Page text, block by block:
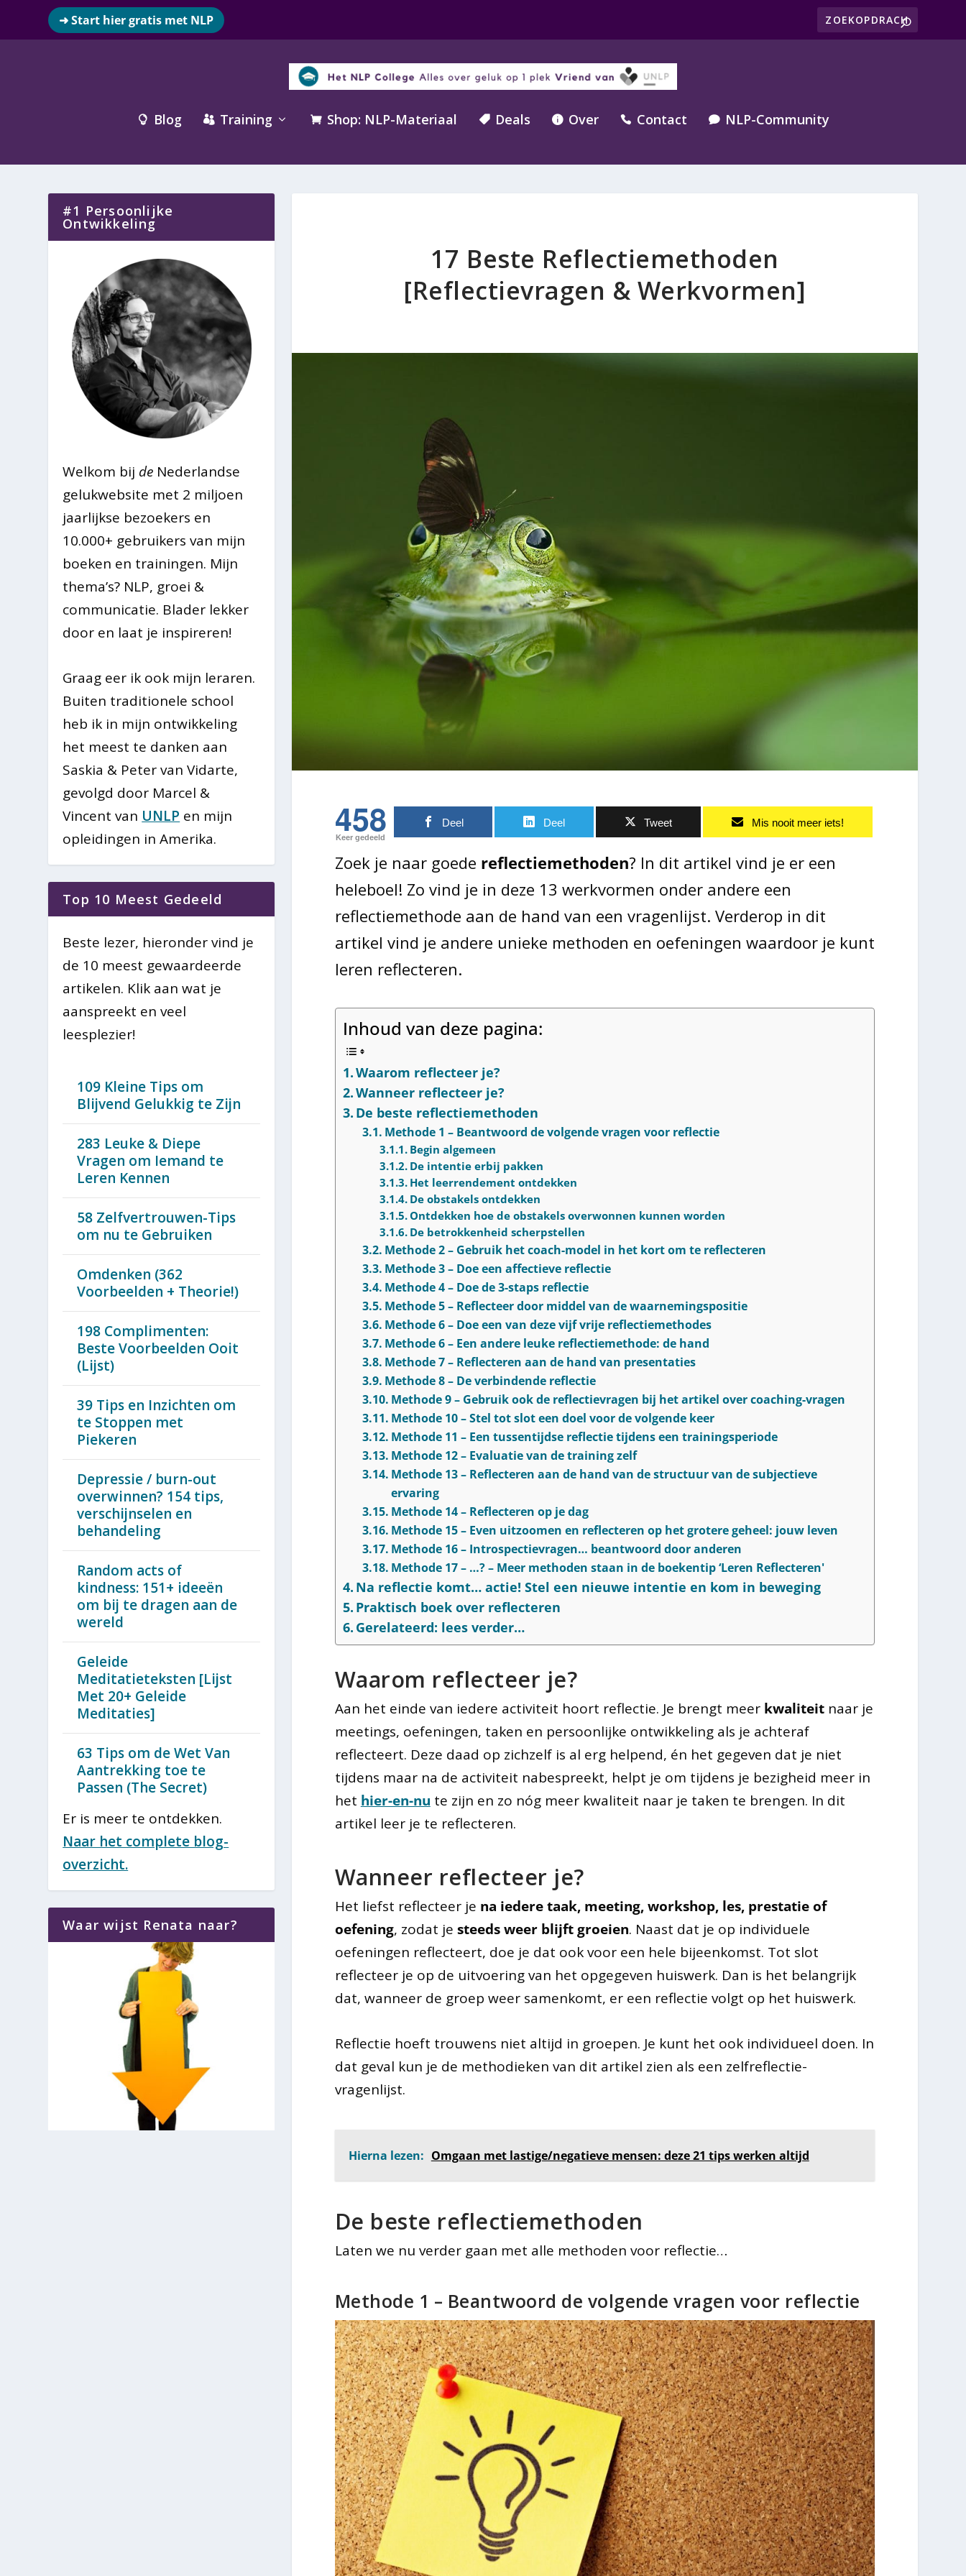
➜ Start hier gratis met NLP
 Blog  Training  Shop: NLP-Materiaal  Deals  Over  Contact  NLP-Community
17 Beste Reflectiemethoden
[Reflectievragen & Werkvormen]
458
Keer gedeeld
Deel Deel Tweet Mis nooit meer iets!
Zoek je naar goede reflectiemethoden? In dit artikel vind je er een
heleboel! Zo vind je in deze 13 werkvormen onder andere een
reflectiemethode aan de hand van een vragenlijst. Verderop in dit
artikel vind je andere unieke methoden en oefeningen waardoor je kunt
leren reflecteren.
Inhoud van deze pagina:
Waarom reflecteer je?
Wanneer reflecteer je?
De beste reflectiemethoden
Methode 1 – Beantwoord de volgende vragen voor reflectie
Begin algemeen
De intentie erbij pakken
Het leerrendement ontdekken
De obstakels ontdekken
Ontdekken hoe de obstakels overwonnen kunnen worden
De betrokkenheid scherpstellen
Methode 2 – Gebruik het coach-model in het kort om te reflecteren
Methode 3 – Doe een affectieve reflectie
Methode 4 – Doe de 3-staps reflectie
Methode 5 – Reflecteer door middel van de waarnemingspositie
Methode 6 – Doe een van deze vijf vrije reflectiemethodes
Methode 6 – Een andere leuke reflectiemethode: de hand
Methode 7 – Reflecteren aan de hand van presentaties
Methode 8 – De verbindende reflectie
Methode 9 – Gebruik ook de reflectievragen bij het artikel over coaching-vragen
Methode 10 – Stel tot slot een doel voor de volgende keer
Methode 11 – Een tussentijdse reflectie tijdens een trainingsperiode
Methode 12 – Evaluatie van de training zelf
Methode 13 – Reflecteren aan de hand van de structuur van de subjectieve
ervaring
Methode 14 – Reflecteren op je dag
Methode 15 – Even uitzoomen en reflecteren op het grotere geheel: jouw leven
Methode 16 – Introspectievragen… beantwoord door anderen
Methode 17 – …? – Meer methoden staan in de boekentip ‘Leren Reflecteren'
Na reflectie komt… actie! Stel een nieuwe intentie en kom in beweging
Praktisch boek over reflecteren
Gerelateerd: lees verder…
Waarom reflecteer je?
Aan het einde van iedere activiteit hoort reflectie. Je brengt meer kwaliteitnaar je
meetings, oefeningen, taken en persoonlijke ontwikkeling als je achteraf
reflecteert. Deze daad op zichzelf is al erg helpend, én het gegeven dat je niet
tijdens maar na de activiteit nabespreekt, helpt je om tijdens je bezigheid meer in
het hier-en-nu te zijn en zo nóg meer kwaliteit naar je taken te brengen. In dit
artikel leer je te reflecteren.
Wanneer reflecteer je?
Het liefst reflecteer je na iedere taak, meeting, workshop, les, prestatie of
oefening, zodat je steeds weer blijft groeien. Naast dat je op individuele
oefeningen reflecteert, doe je dat ook voor een hele bijeenkomst. Tot slot
reflecteer je op de uitvoering van het opgegeven huiswerk. Dan is het belangrijk
dat, wanneer de groep weer samenkomt, er een reflectie volgt op het huiswerk.
Reflectie hoeft trouwens niet altijd in groepen. Je kunt het ook individueel doen. In
dat geval kun je de methodieken van dit artikel zien als een zelfreflectie-
vragenlijst.
Hierna lezen: Omgaan met lastige/negatieve mensen: deze 21 tips werken altijd
De beste reflectiemethoden
Laten we nu verder gaan met alle methoden voor reflectie…
Methode 1 – Beantwoord de volgende vragen voor reflectie
#1 Persoonlijke
Ontwikkeling
Welkom bij de Nederlandse
gelukwebsite met 2 miljoen
jaarlijkse bezoekers en
10.000+ gebruikers van mijn
boeken en trainingen. Mijn
thema’s? NLP, groei &
communicatie. Blader lekker
door en laat je inspireren!
Graag eer ik ook mijn leraren.
Buiten traditionele school
heb ik in mijn ontwikkeling
het meest te danken aan
Saskia & Peter van Vidarte,
gevolgd door Marcel &
Vincent van UNLP en mijn
opleidingen in Amerika.
Top 10 Meest Gedeeld
Beste lezer, hieronder vind je
de 10 meest gewaardeerde
artikelen. Klik aan wat je
aanspreekt en veel
leesplezier!
109 Kleine Tips om
Blijvend Gelukkig te Zijn
283 Leuke & Diepe
Vragen om Iemand te
Leren Kennen
58 Zelfvertrouwen-Tips
om nu te Gebruiken
Omdenken (362
Voorbeelden + Theorie!)
198 Complimenten:
Beste Voorbeelden Ooit
(Lijst)
39 Tips en Inzichten om
te Stoppen met
Piekeren
Depressie / burn-out
overwinnen? 154 tips,
verschijnselen en
behandeling
Random acts of
kindness: 151+ ideeën
om bij te dragen aan de
wereld
Geleide
Meditatieteksten [Lijst
Met 20+ Geleide
Meditaties]
63 Tips om de Wet Van
Aantrekking toe te
Passen (The Secret)
Er is meer te ontdekken.
Naar het complete blog-
overzicht.
Waar wijst Renata naar?